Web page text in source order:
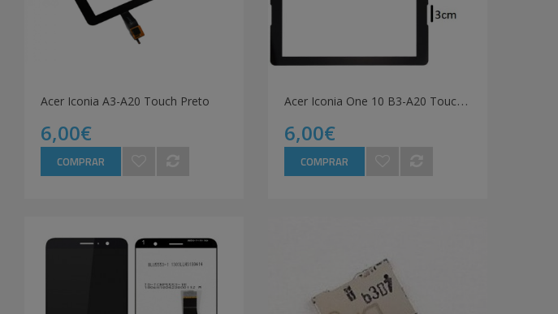
Acer Iconia A3-A20 Touch Preto
6,00€
COMPRAR
A
cer Iconia One 10 B3-A20 Touch Preto
6,00€
COMPRAR